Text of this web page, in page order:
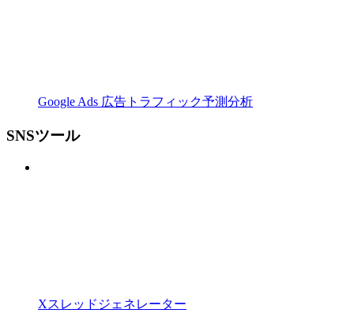
Google Ads 広告トラフィック予測分析
SNSツール
Xスレッドジェネレーター